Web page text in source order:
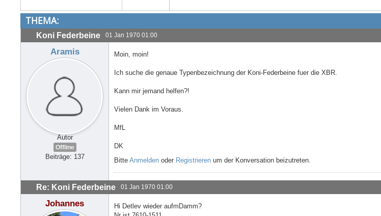
THEMA:
Koni Federbeine 01 Jan 1970 01:00
Aramis
Autor
Offline
Beiträge: 137
Moin, moin!
Ich suche die genaue Typenbezeichnung der Koni-Federbeine fuer die XBR.
Kann mir jemand helfen?!
Vielen Dank im Voraus.
MfL
DK
Bitte Anmelden oder Registrieren um der Konversation beizutreten.
Re: Koni Federbeine 01 Jan 1970 01:00
Johannes
Hi Detlev wieder aufmDamm?